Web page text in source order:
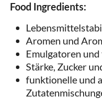
Food Ingredients:
Aromen und
Emulgatoren
Stärke, Zucker
funktionelle und